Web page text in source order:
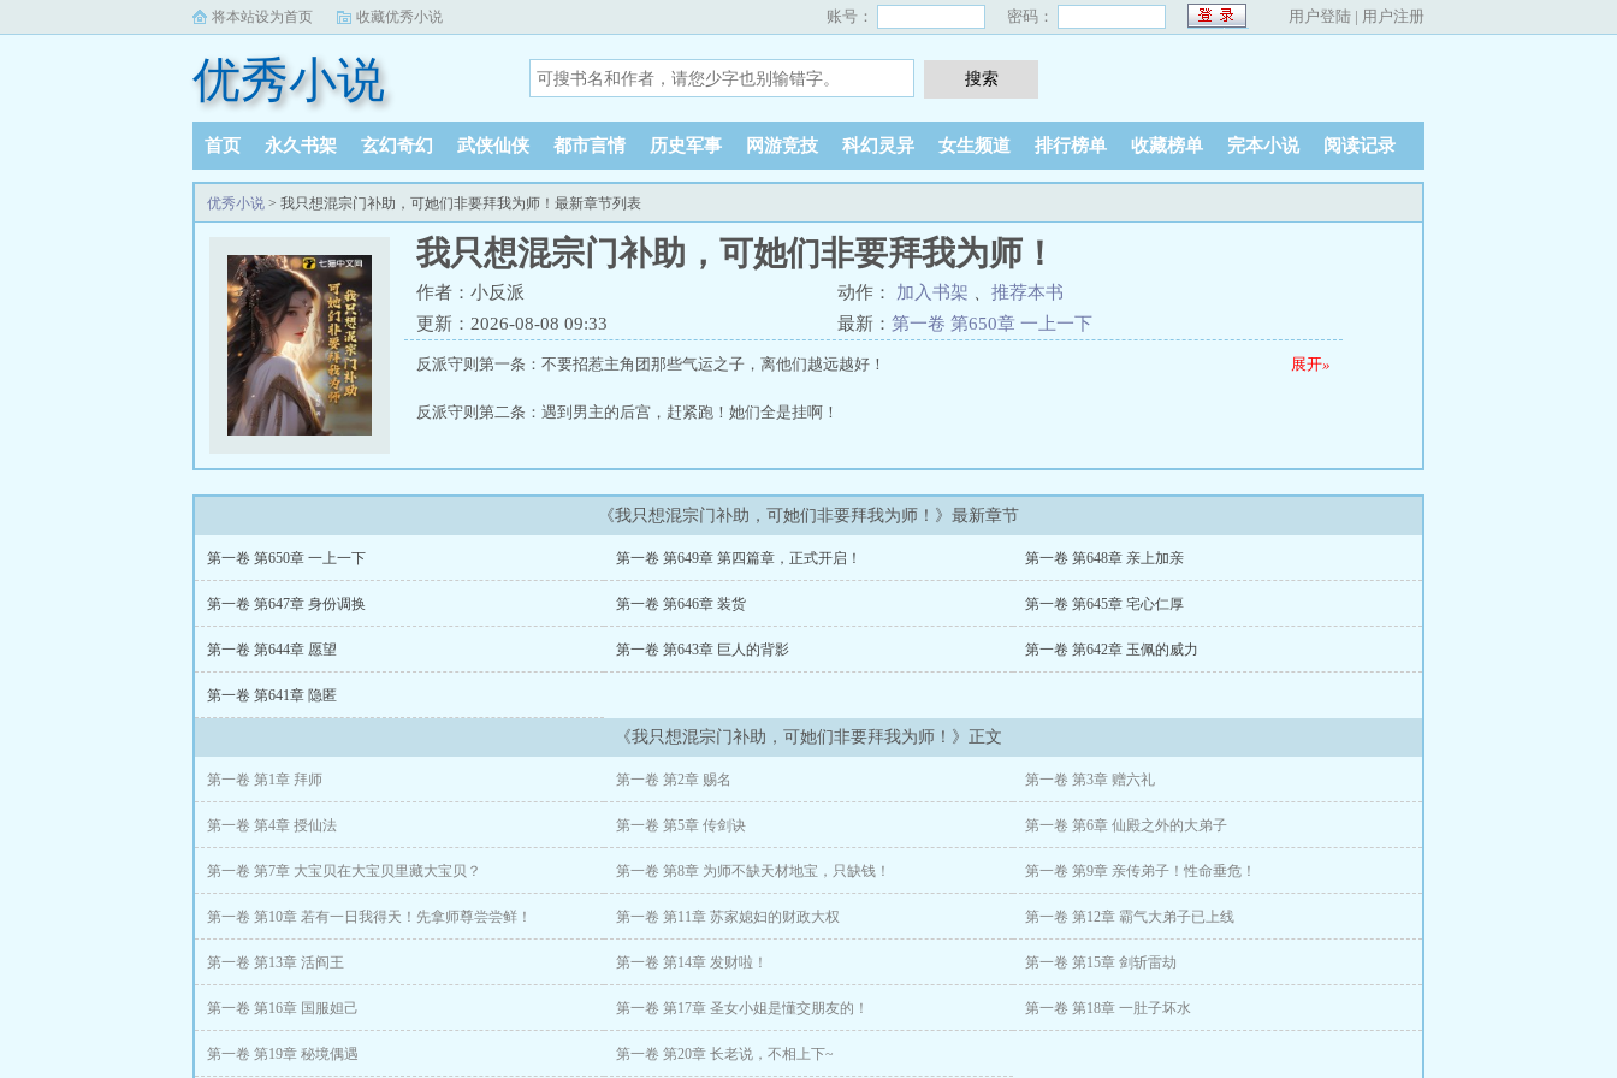
将本站设为首页 收藏优秀小说 账号： 密码： 用户登陆 | 用户注册
优秀小说
首页 永久书架 玄幻奇幻 武侠仙侠 都市言情 历史军事 网游竞技 科幻灵异 女生频道 排行榜单 收藏榜单 完本小说 阅读记录
优秀小说 > 我只想混宗门补助，可她们非要拜我为师！最新章节列表
我只想混宗门补助，可她们非要拜我为师！
作者：小反派 动作： 加入书架
推荐本书
更新：2026-08-08 09:33
最新： 第一卷 第650章 一上一下
展开»
反派守则第一条：不要招惹主角团那些气运之子，离他们越远越好！
反派守则第二条：遇到男主的后宫，赶紧跑！她们全是挂啊！
苏城穿越修仙世界，无法修仙没有修为就算了，想苟到大结局都不行!
偷听心声的狐狸精！带着系统的王女！还有只想造小人儿的圣女！她们全都是挂啊！
现在这些女人全都来拜我为师了!
我开宗立派只是想混宗门补助!根本没想收徒啊！
《我只想混宗门补助，可她们非要拜我为师！》最新章节
第一卷 第650章 一上一下 第一卷 第649章 第四篇章，正式开启！ 第一卷 第648章 亲上加亲
第一卷 第647章 身份调换 第一卷 第646章 装货 第一卷 第645章 宅心仁厚
第一卷 第644章 愿望 第一卷 第643章 巨人的背影 第一卷 第642章 玉佩的威力
第一卷 第641章 隐匿
《我只想混宗门补助，可她们非要拜我为师！》正文
第一卷 第1章 拜师 第一卷 第2章 赐名 第一卷 第3章 赠六礼
第一卷 第4章 授仙法 第一卷 第5章 传剑诀 第一卷 第6章 仙殿之外的大弟子
第一卷 第7章 大宝贝在大宝贝里藏大宝贝？ 第一卷 第8章 为师不缺天材地宝，只缺钱！ 第一卷 第9章 亲传弟子！性命垂危！
第一卷 第10章 若有一日我得天！先拿师尊尝尝鲜！ 第一卷 第11章 苏家媳妇的财政大权 第一卷 第12章 霸气大弟子已上线
第一卷 第13章 活阎王 第一卷 第14章 发财啦！ 第一卷 第15章 剑斩雷劫
第一卷 第16章 国服妲己 第一卷 第17章 圣女小姐是懂交朋友的！ 第一卷 第18章 一肚子坏水
第一卷 第19章 秘境偶遇 第一卷 第20章 长老说，不相上下~